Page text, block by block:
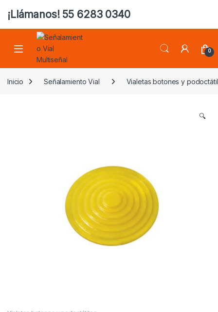
¡Llámanos! 55 6283 0340
0
Inicio Señalamiento Vial Vialetas botones y
🔍